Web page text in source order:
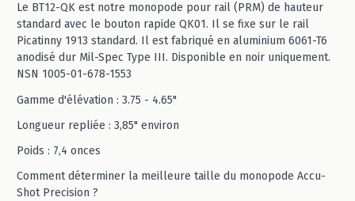
Le BT12-QK est notre monopode pour rail (PRM) de hauteur
standard avec le bouton rapide QK01. Il se fixe sur le rail
Picatinny 1913 standard. Il est fabriqué en aluminium 6061-T6
anodisé dur Mil-Spec Type III. Disponible en noir uniquement.
NSN 1005-01-678-1553
Gamme d'élévation : 3.75 - 4.65"
Longueur repliée : 3,85" environ
Poids : 7,4 onces
Comment déterminer la meilleure taille du monopode Accu-
Shot Precision ?